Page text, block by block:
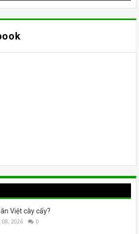
Việt cày cấy?
2026 0